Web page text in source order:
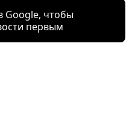
Google, чтобы
первым